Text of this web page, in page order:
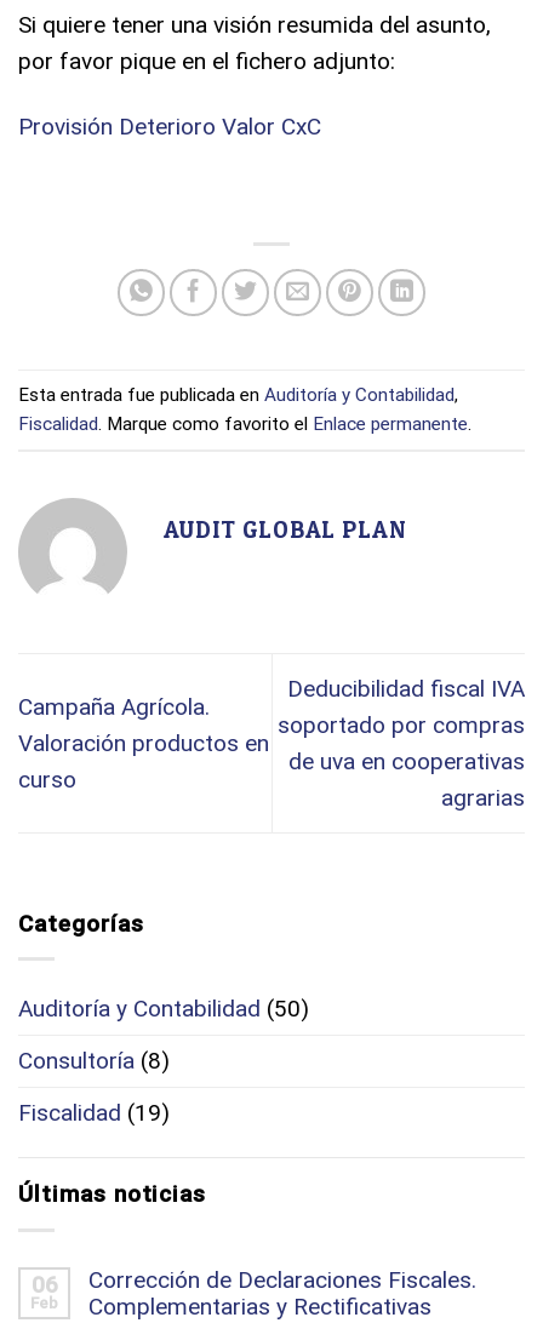
Si quiere tener una visión resumida del asunto,
por favor pique en el fichero adjunto:
Provisión Deterioro Valor CxC
Esta entrada fue publicada en Auditoría y Contabilidad,
Fiscalidad. Marque como favorito el Enlace permanente.
AUDIT GLOBAL PLAN
Campaña Agrícola.
Valoración productos en
curso
Deducibilidad fiscal IVA
soportado por compras
de uva en cooperativas
agrarias
Categorías
Auditoría y Contabilidad (50)
Consultoría (8)
Fiscalidad (19)
Últimas noticias
06
Feb
Corrección de Declaraciones Fiscales.
Complementarias y Rectificativas